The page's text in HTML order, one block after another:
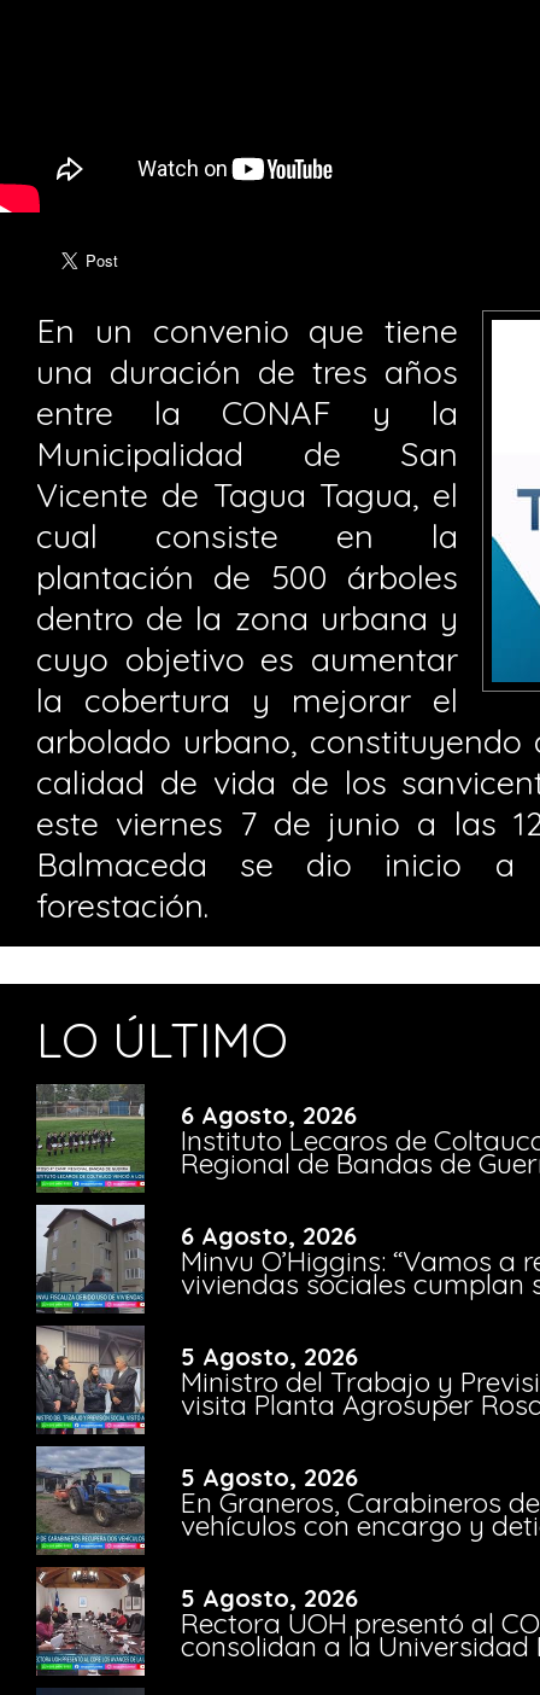
En un convenio que tiene
una duración de tres años
entre la CONAF y la
Municipalidad de San
Vicente de Tagua Tagua, el
cual consiste en la
plantación de 500 árboles
dentro de la zona urbana y
cuyo objetivo es aumentar
la cobertura y mejorar el
arbolado urbano,
calidad de vida de los
este viernes 7 de junio a las
Balmaceda se dio inicio a
forestación.
LO ÚLTIMO
6 Agosto, 2026
Instituto Lecaros de
Regional de Bandas de
6 Agosto, 2026
Minvu O’Higgins: “Vamos a
viviendas sociales cumplan
5 Agosto, 2026
Ministro del Trabajo y
visita Planta Agrosuper
5 Agosto, 2026
En Graneros, Carabineros
vehículos con encargo y
5 Agosto, 2026
Rectora UOH presentó al
consolidan a la Universidad